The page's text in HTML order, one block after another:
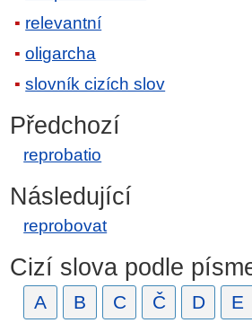
relevantní
oligarcha
slovník cizích slov
Předchozí
reprobatio
Následující
reprobovat
Cizí slova podle
A B C Č D E